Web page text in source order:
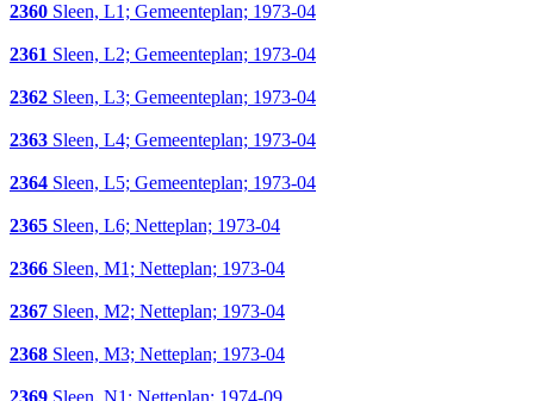
2360 Sleen, L1; Gemeenteplan; 1973-04
2361 Sleen, L2; Gemeenteplan; 1973-04
2362 Sleen, L3; Gemeenteplan; 1973-04
2363 Sleen, L4; Gemeenteplan; 1973-04
2364 Sleen, L5; Gemeenteplan; 1973-04
2365 Sleen, L6; Netteplan; 1973-04
2366 Sleen, M1; Netteplan; 1973-04
2367 Sleen, M2; Netteplan; 1973-04
2368 Sleen, M3; Netteplan; 1973-04